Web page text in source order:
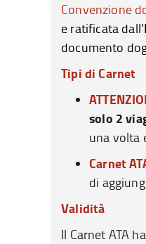
Convenzione
e ratificata
documento
Tipi di Carnet
solo 2
una volta
Carnet
di
Validità
Il Carnet ATA